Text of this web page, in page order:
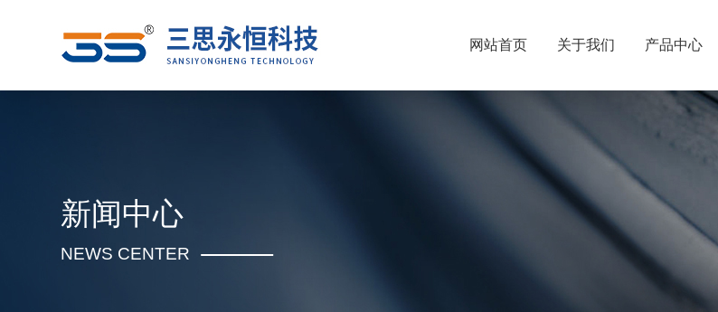
网站首页 关于我们 产品中心
新闻中心
NEWS CENTER